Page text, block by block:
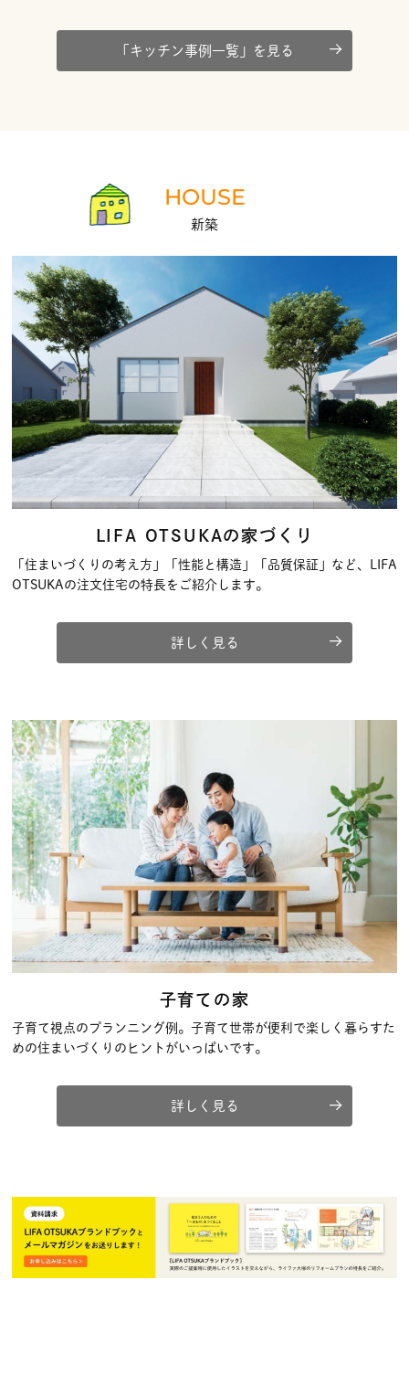
「キッチン事例一覧」を見る
HOUSE
新築
LIFA OTSUKAの家づくり
「住まいづくりの考え方」「性能と構造」「品質保証」など、LIFA
OTSUKAの注文住宅の特長をご紹介します。
詳しく見る
子育ての家
子育て視点のプランニング例。子育て世帯が便利で楽しく暮らすた
めの住まいづくりのヒントがいっぱいです。
詳しく見る